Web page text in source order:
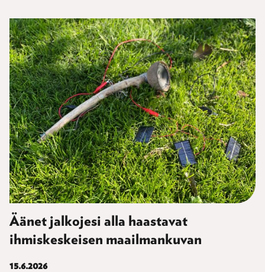
Äänet jalkojesi alla haastavat
ihmiskeskeisen maailmankuvan
15.6.2026